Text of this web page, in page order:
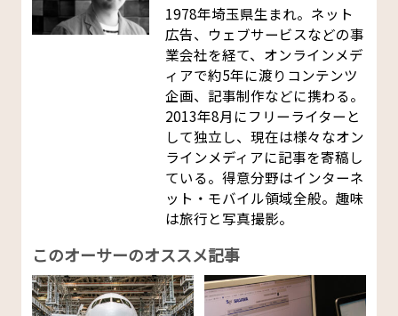
1978年埼玉県生まれ。ネット
広告、ウェブサービスなどの事
業会社を経て、オンラインメデ
ィアで約5年に渡りコンテンツ
企画、記事制作などに携わる。
2013年8月にフリーライターと
して独立し、現在は様々なオン
ラインメディアに記事を寄稿し
ている。得意分野はインターネ
ット・モバイル領域全般。趣味
は旅行と写真撮影。
このオーサーのオススメ記事